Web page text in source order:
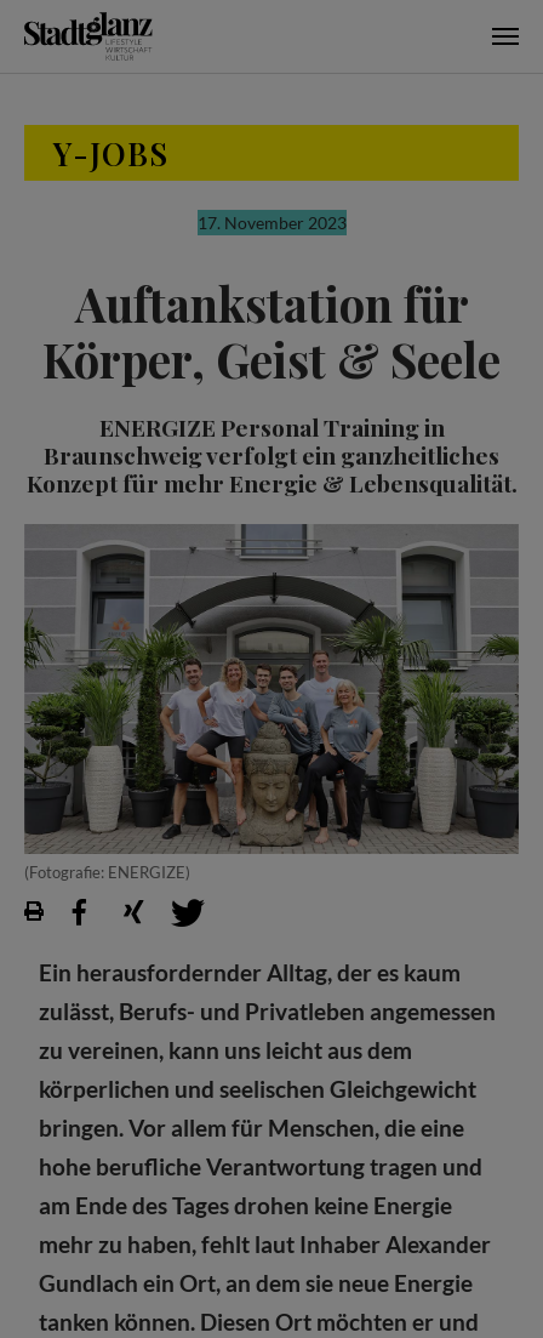
Y-JOBS
17. November 2023
Auftankstation für
Körper, Geist & Seele
ENERGIZE Personal Training in
Braunschweig verfolgt ein ganzheitliches
Konzept für mehr Energie & Lebensqualität.
(Fotografie: ENERGIZE)
Ein herausfordernder Alltag, der es kaum
zulässt, Berufs- und Privatleben angemessen
zu vereinen, kann uns leicht aus dem
körperlichen und seelischen Gleichgewicht
bringen. Vor allem für Menschen, die eine
hohe berufliche Verantwortung tragen und
am Ende des Tages drohen keine Energie
mehr zu haben, fehlt laut Inhaber Alexander
Gundlach ein Ort, an dem sie neue Energie
tanken können. Diesen Ort möchten er und